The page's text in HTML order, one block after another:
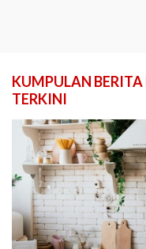
KUMPULAN
TERKINI